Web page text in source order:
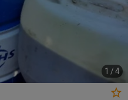
1 /4